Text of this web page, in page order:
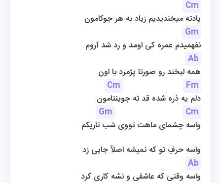
Cm
یادته میخندیدیم زیاد به هر جوکامون
Gm
نفهمیدم عمره کی اومد و رد شد آروم
Ab
همه لبخند رو صورتا پژمرد با اون
Cm
Fm
دلم یه ذره شده قد ته جوینتامون
Gm
Cm
واسه چشمای ماهت تووی شب تاریکم
واسه حرفِ تو که نمیشه اصلاً جایی زد
Ab
واسه وقتی که عاشقی و نشه کاری کرد